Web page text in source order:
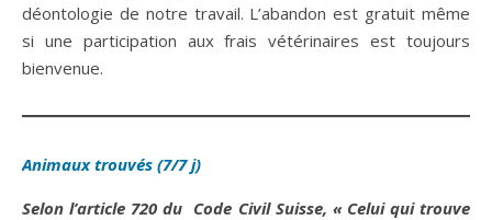
déontologie de notre travail. L’abandon est gratuit même
si une participation aux frais vétérinaires est toujours
bienvenue.
Animaux trouvés (7/7 j)
Selon l’article 720 du Code Civil Suisse, « Celui qui trouve